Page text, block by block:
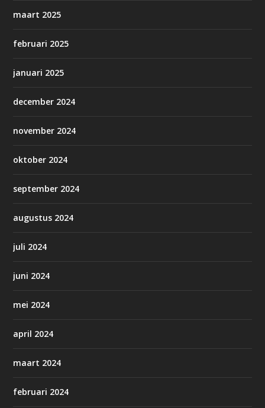
maart 2025
februari 2025
januari 2025
december 2024
november 2024
oktober 2024
september 2024
augustus 2024
juli 2024
juni 2024
mei 2024
april 2024
maart 2024
februari 2024